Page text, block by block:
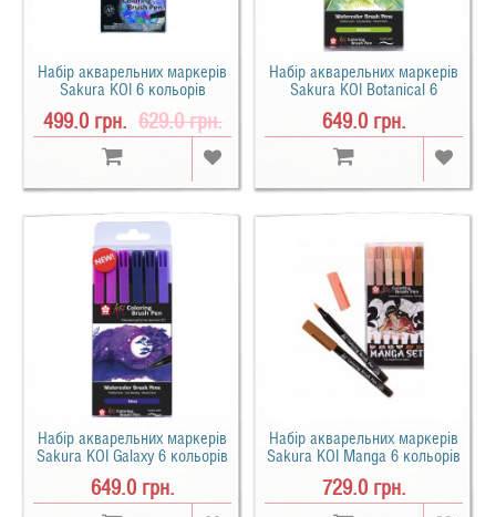
Набір акварельних маркерів
Sakura KOI 6 кольорів
499.0 грн. 629.0 грн.
Набір акварельних маркерів
Sakura KOI Botanical 6
649.0 грн.
Набір акварельних маркерів
Sakura KOI Galaxy 6 кольорів
649.0 грн.
Набір акварельних маркерів
Sakura KOI Manga 6 кольорів
729.0 грн.